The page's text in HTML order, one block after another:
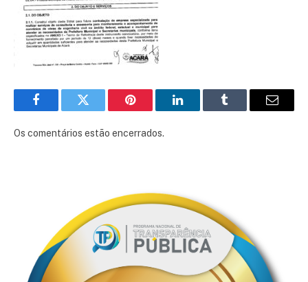
FacebookTwitter Pinterest LinkedInTumblr
E-
Os comentários estão encerrados.